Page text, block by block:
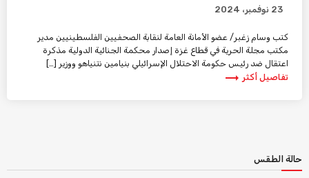
23 نوفمبر، 2024
كتب وسام زغبر/ عضو الأمانة العامة لنقابة الصحفيين الفلسطينيين مدير
مكتب مجلة الحرية في قطاع غزة إصدار محكمة الجنائية الدولية مذكرة
اعتقال ضد رئيس حكومة الاحتلال الإسرائيلي بنيامين نتنياهو ووزير […]
تفاصيل أكثر trending_flat
حالة الطقس